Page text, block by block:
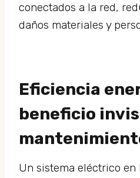
conectados a la red,
daños materiales y
Eficiencia
beneficio
Un sistema eléctrico en